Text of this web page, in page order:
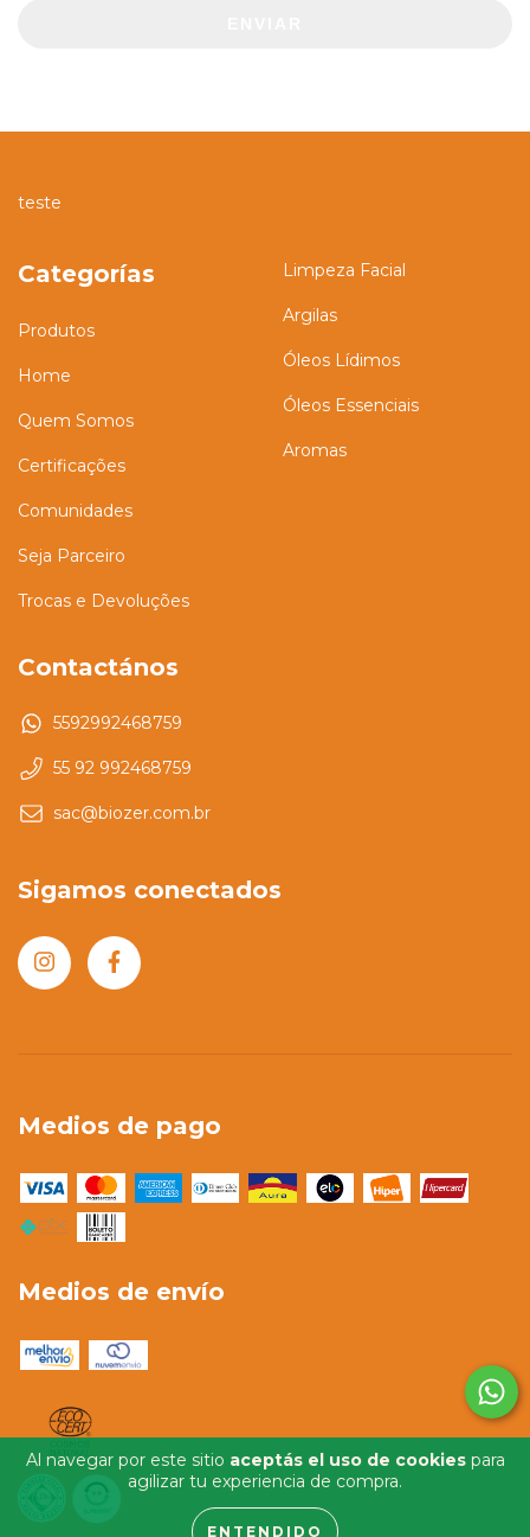
Al navegar por este sitio aceptás el uso de cookiespara
agilizar tu experiencia de compra.
ENTENDIDO
teste
Categorías
Produtos
Home
Quem Somos
Certificações
Comunidades
Seja Parceiro
Trocas e Devoluções
Limpeza Facial
Argilas
Óleos Lídimos
Óleos Essenciais
Aromas
Contactános
5592992468759
55 92 992468759
sac@biozer.com.br
Sigamos conectados
Medios de pago
Medios de envío